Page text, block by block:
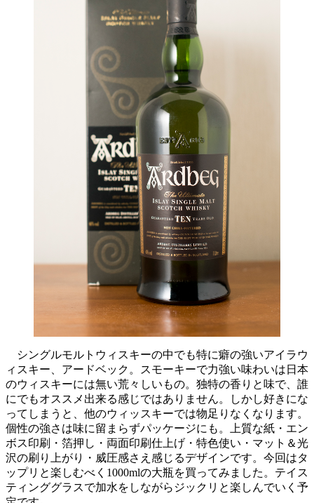
シングルモルトウィスキーの中でも特に癖の強いアイラウ
ィスキー、アードベック。スモーキーで力強い味わいは日本
のウィスキーには無い荒々しいもの。独特の香りと味で、誰
にでもオススメ出来る感じではありません。しかし好きにな
ってしまうと、他のウィッスキーでは物足りなくなります。
個性の強さは味に留まらずパッケージにも。上質な紙・エン
ボス印刷・箔押し・両面印刷仕上げ・特色使い・マット＆光
沢の刷り上がり・威圧感さえ感じるデザインです。今回はタ
ップリと楽しむべく1000mlの大瓶を買ってみました。テイス
ティンググラスで加水をしながらジックリと楽しんでいく予